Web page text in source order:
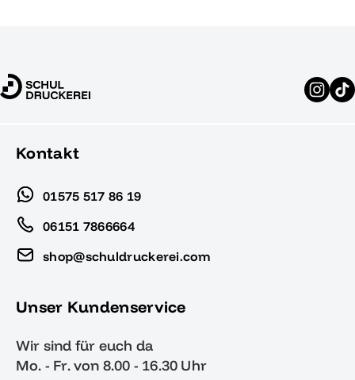
Kontakt
01575 517 86 19
06151 7866664
shop@schuldruckerei.com
Unser Kundenservice
Wir sind für euch da
Mo. - Fr. von 8.00 - 16.30 Uhr